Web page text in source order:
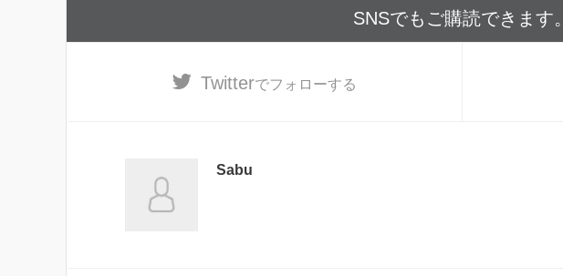
SNSでもご購読できます。
Twitterでフォローする
Sabu